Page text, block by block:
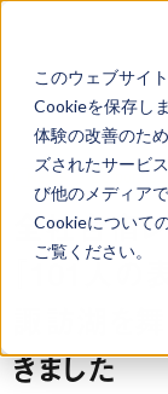
このウェブサイ
Cookieを保存し
体験の改善のた
ズされたサービ
び他のメディア
Cookieについて
ご覧ください。
NEWS Corporate
全社合宿
『101人
諏訪湖を
きました